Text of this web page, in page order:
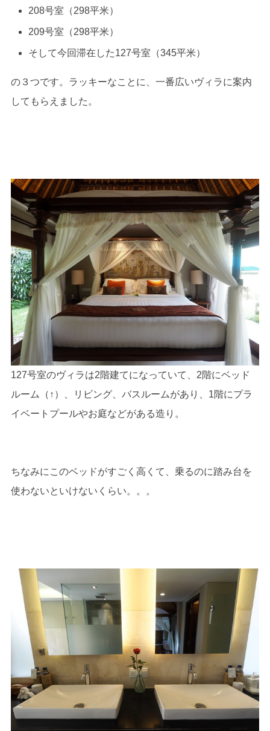
208号室（298平米）
209号室（298平米）
そして今回滞在した127号室（345平米）
の３つです。ラッキーなことに、一番広いヴィラに案内
してもらえました。
127号室のヴィラは2階建てになっていて、2階にベッド
ルーム（↑）、リビング、バスルームがあり、1階にプラ
イベートプールやお庭などがある造り。
ちなみにこのベッドがすごく高くて、乗るのに踏み台を
使わないといけないくらい。。。